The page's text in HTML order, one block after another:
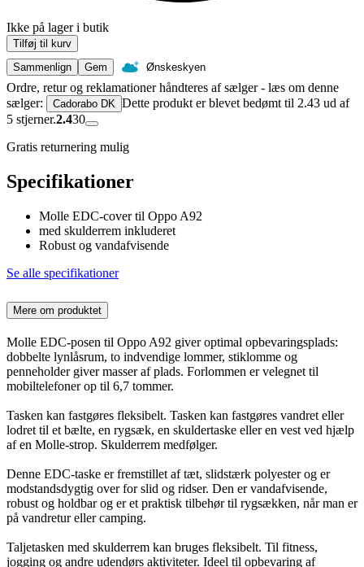
Ikke på lager i butik
Tilføj til kurv
Sammenlign
Gem Ønskeskyen
Ordre, retur og reklamationer håndteres af sælger - læs om denne
sælger:
Cadorabo DK Dette produkt er blevet bedømt til 2.43 ud af
5 stjerner.2.430
Gratis returnering mulig
Specifikationer
Molle EDC-cover til Oppo A92
med skulderrem inkluderet
Robust og vandafvisende
Se alle specifikationer
Mere om produktet
Molle EDC-posen til Oppo A92 giver optimal opbevaringsplads:
dobbelte lynlåsrum, to indvendige lommer, stiklomme og
penneholder giver masser af plads. Forlommen er velegnet til
mobiltelefoner op til 6,7 tommer.
Tasken kan fastgøres fleksibelt. Tasken kan fastgøres vandret eller
lodret til et bælte, en rygsæk, en skuldertaske eller en vest ved hjælp
af en Molle-strop. Skulderrem medfølger.
Denne EDC-taske er fremstillet af tæt, slidstærk polyester og er
modstandsdygtig over for slid og ridser. Den er vandafvisende,
robust og holdbar og er et praktisk tilbehør til rygsækken, når man er
på vandretur eller camping.
Taljetasken med skulderrem kan bruges fleksibelt. Til fitness,
jogging og andre udendørs aktiviteter. Ideel til opbevaring af